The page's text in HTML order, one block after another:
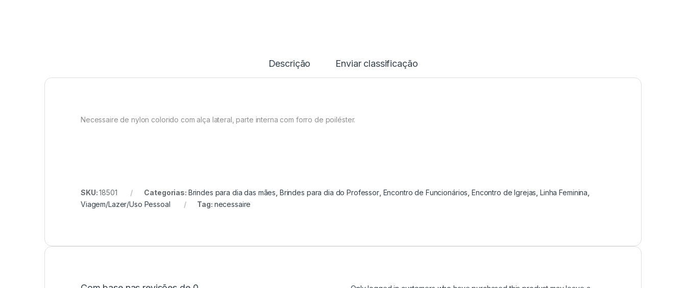
Descrição Enviar classificação
Necessaire de nylon colorido com alça lateral, parte interna com forro de poiléster.
SKU:18501 Categorias: Brindes para dia das mães Brindes para dia do Professor, Encontro de Funcionários Encontro de Igrejas ,Linha Feminina
Viagem/Lazer/Uso Pessoal
Tag: necessaire